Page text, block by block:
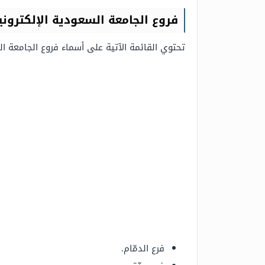
فروع الجامعة السعودية
تحتوي القائمة الآتية على أسماء فروع الجامعة
فرع الدمّام.